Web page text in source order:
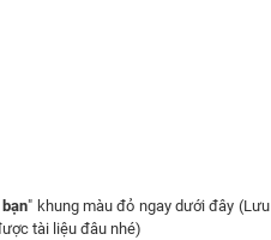
" khung màu đỏ ngay dưới đây (Lưu
tài liệu đâu nhé)